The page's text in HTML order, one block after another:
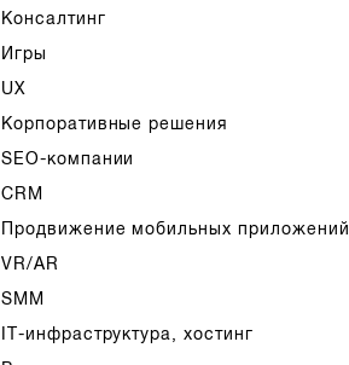
Консалтинг
Игры
UX
Корпоративные решения
SEO-компании
CRM
Продвижение мобильных приложений
VR/AR
SMM
IT-инфраструктура, хостинг